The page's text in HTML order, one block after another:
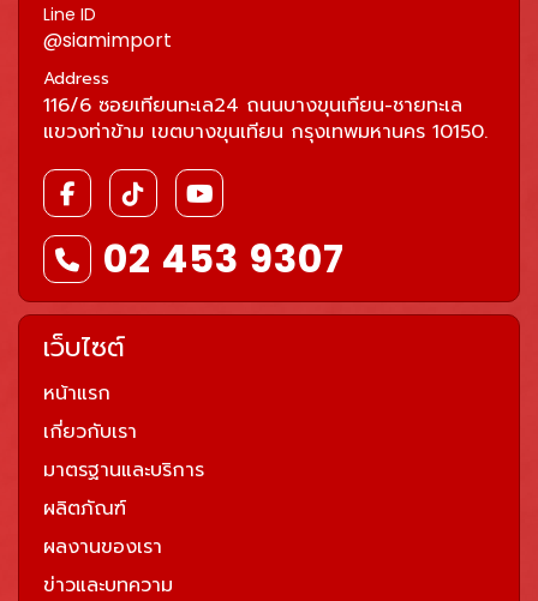
Line ID
@siamimport
Address
116/6 ซอยเทียนทะเล24 ถนนบางขุนเทียน-ชายทะเล
แขวงท่าข้าม เขตบางขุนเทียน กรุงเทพมหานคร 10150.
02 453 9307
เว็บไซต์
หน้าแรก
เกี่ยวกับเรา
มาตรฐานและบริการ
ผลิตภัณฑ์
ผลงานของเรา
ข่าวและบทความ